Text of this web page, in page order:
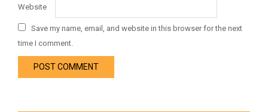
Website
Save my name, email, and website in this browser for the next
time I comment.